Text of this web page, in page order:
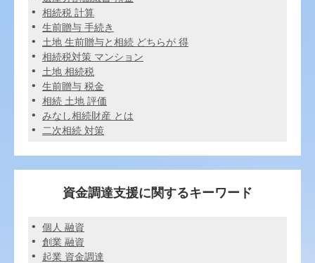
相続税 計算
生前贈与 手続き
土地 生前贈与と相続 どちらが 得
相続税対策 マンション
土地 相続税
生前贈与 税金
相続 土地 評価
みなし相続財産 とは
二次相続 対策
資金調達支援に関するキーワード
個人 融資
創業 融資
起業 資金調達